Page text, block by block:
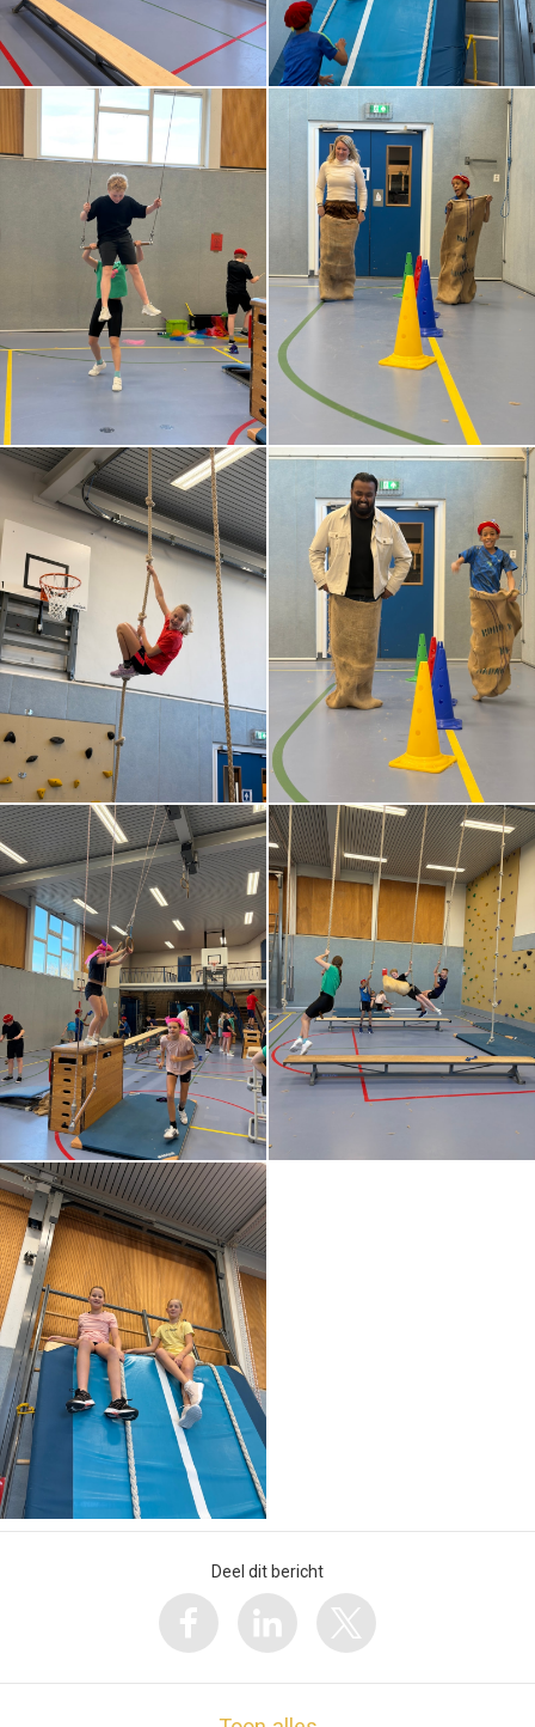
Deel dit bericht